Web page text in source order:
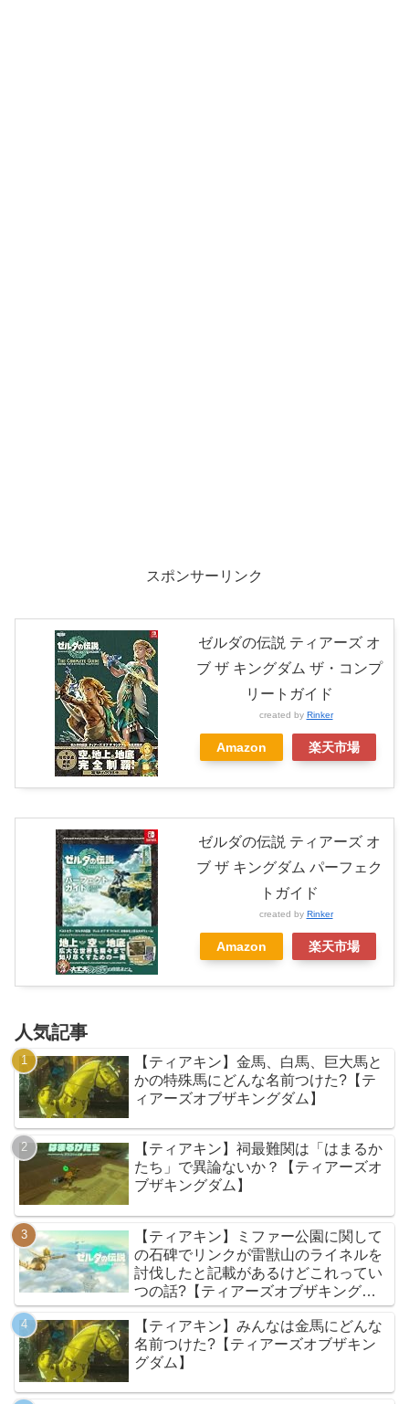
スポンサーリンク
ゼルダの伝説 ティアーズ オ
ブ ザ キングダム ザ・コンプ
リートガイド
created by Rinker
Amazon 楽天市場
ゼルダの伝説 ティアーズ オ
ブ ザ キングダム パーフェク
トガイド
created by Rinker
Amazon 楽天市場
人気記事
【ティアキン】金馬、白馬、巨大馬と
かの特殊馬にどんな名前つけた?【テ
ィアーズオブザキングダム】
【ティアキン】祠最難関は「はまるか
たち」で異論ないか？【ティアーズオ
ブザキングダム】
【ティアキン】ミファー公園に関して
の石碑でリンクが雷獣山のライネルを
討伐したと記載があるけどこれってい
つの話?【ティアーズオブザキングダ
ム】
【ティアキン】みんなは金馬にどんな
名前つけた?【ティアーズオブザキン
グダム】